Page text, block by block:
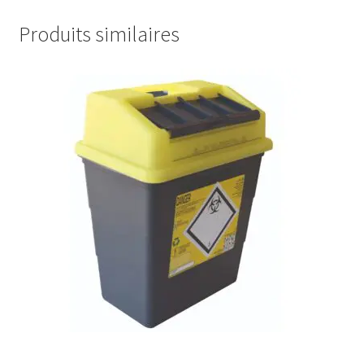
Produits similaires